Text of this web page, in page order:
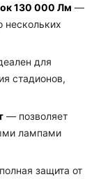
130 000 Лм —
для
стадионов,
— позволяет
лампами
защита от